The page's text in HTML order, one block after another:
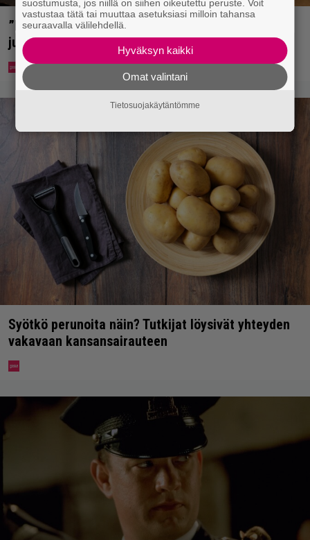
”Että semmonen sirkus” – TTK-kilpailijat
julkistettiin ja kansalla on sanottavaa
Syötkö perunoita näin? Tutkijat löysivät yhteyden
vakavaan kansansairauteen
suostumusta, jos niillä on siihen oikeutettu peruste. Voit
vastustaa tätä tai muuttaa asetuksiasi milloin tahansa
seuraavalla välilehdellä.
Hyväksyn kaikki
Omat valintani
Tietosuojakäytäntömme